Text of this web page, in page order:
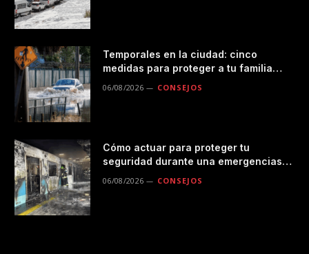
Temporales en la ciudad: cinco
medidas para proteger a tu familia
06/08/2026 CONSEJOS
Cómo actuar para proteger tu
seguridad durante una emergencias
06/08/2026 CONSEJOS